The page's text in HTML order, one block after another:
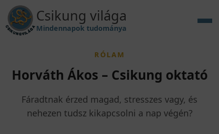
Csikung világa
Mindennapok tudománya
RÓLAM
Horváth Ákos – Csikung oktató
Fáradtnak érzed magad, stresszes vagy, és
nehezen tudsz kikapcsolni a nap végén?